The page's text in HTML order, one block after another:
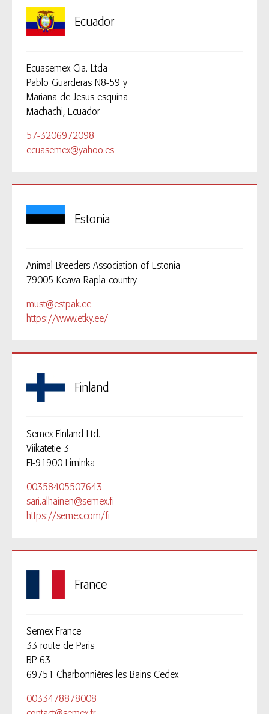
Ecuador
Ecuasemex Cia. Ltda
Pablo Guarderas N8-59 y
Mariana de Jesus esquina
Machachi, Ecuador
57-3206972098
ecuasemex@yahoo.es
Estonia
Animal Breeders Association of Estonia
79005 Keava Rapla country
must@estpak.ee
https://www.etky.ee/
Finland
Semex Finland Ltd.
Viikatetie 3
FI-91900 Liminka
00358405507643
sari.alhainen@semex.fi
https://semex.com/fi
France
Semex France
33 route de Paris
BP 63
69751 Charbonnières les Bains Cedex
0033478878008